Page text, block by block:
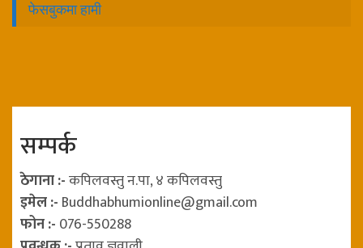
फेसबुकमा हामी
सम्पर्क
ठेगाना :-कपिलवस्तु न.पा, ४ कपिलवस्तु
इमेल :- Buddhabhumionline@gmail.com
फोन :- 076-550288